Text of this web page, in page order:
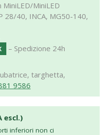
MiniLED/MiniLED
28/40, INCA, MG50-140,
– Spedizione 24h
targhetta,
9586
escl.)
inferiori non ci